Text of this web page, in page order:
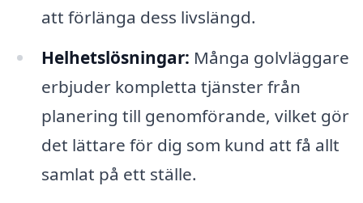
att förlänga dess livslängd.
Helhetslösningar: Många golvläggare
erbjuder kompletta tjänster från
planering till genomförande, vilket gör
det lättare för dig som kund att få allt
samlat på ett ställe.